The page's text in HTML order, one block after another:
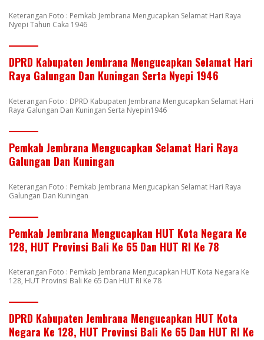
Keterangan Foto : Pemkab Jembrana Mengucapkan Selamat Hari Raya
Nyepi Tahun Caka 1946
DPRD Kabupaten Jembrana Mengucapkan Selamat Hari
Raya Galungan Dan Kuningan Serta Nyepi 1946
Keterangan Foto : DPRD Kabupaten Jembrana Mengucapkan Selamat Hari
Raya Galungan Dan Kuningan Serta Nyepin1946
Pemkab Jembrana Mengucapkan Selamat Hari Raya
Galungan Dan Kuningan
Keterangan Foto : Pemkab Jembrana Mengucapkan Selamat Hari Raya
Galungan Dan Kuningan
Pemkab Jembrana Mengucapkan HUT Kota Negara Ke
128, HUT Provinsi Bali Ke 65 Dan HUT RI Ke 78
Keterangan Foto : Pemkab Jembrana Mengucapkan HUT Kota Negara Ke
128, HUT Provinsi Bali Ke 65 Dan HUT RI Ke 78
DPRD Kabupaten Jembrana Mengucapkan HUT Kota
Negara Ke 128, HUT Provinsi Bali Ke 65 Dan HUT RI Ke